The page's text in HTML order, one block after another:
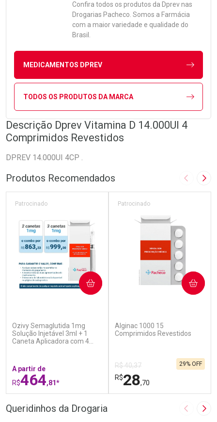
Confira todos os produtos da Dprevnas
Drogarias Pacheco. Somos a Farmácia
com a maior variedade e qualidade do
Brasil.
MEDICAMENTOS DPREV
TODOS OS PRODUTOS DA MARCA
Descrição Dprev Vitamina D 14.000UI 4
Comprimidos Revestidos
DPREV 14.000UI 4CP .
Produtos Recomendados Imagem
Ozivy Semaglutida 1mg
Solução Injetável 3ml + 1
Caneta Aplicadora com 4
Patrocinado
A partir de
R$464,81*
COMPRAR
Alginac 1000 15
Comprimidos Revestidos
Patrocinado
R$ 40,37
R$28,70
29% OFF
COMPRAR
Queridinhos da Drogaria Imagem